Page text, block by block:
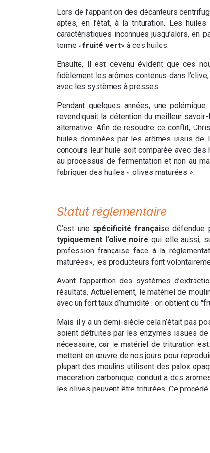
Lors de l’apparition des décanteurs
aptes, en l’état, à la trituration. Les
caractéristiques inconnues jusqu’alors, en
terme «fruité vert» à ces huiles.
Ensuite, il est devenu évident que ces
fidèlement les arômes contenus dans
avec les systèmes à presses.
Pendant quelques années, une
revendiquait la détention du meilleur
alternative. Afin de résoudre ce conflit,
huiles dominées par les arômes issus de
concours leur huile soit comparée avec
au processus de fermentation et non au
fabriquer des huiles « olives maturées ».
Statut réglementaire
C’est une spécificité française défendue
typiquement l’olive noire qui, elle aussi,
profession française face à la
maturées», les producteurs font
Avant l’apparition des systèmes
résultats. Actuellement, le matériel de
avec un fort taux d’humidité : on obtient du
Mais il y a un demi-siècle cela n’était pas
soient détruites par les enzymes issues de
nécessaire, car le matériel de trituration
mettent en œuvre de nos jours pour
plupart des moulins utilisent des palox
macération carbonique conduit à des
les olives peuvent être triturées. Ce